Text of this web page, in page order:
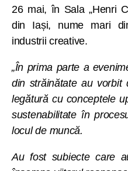
26 mai, în Sala „Henri
din Iași, nume mari
industrii creative.
„În prima parte a
din străinătate au vorbit
legătură cu conceptele
sustenabilitate în
locul de muncă.
Au fost subiecte care